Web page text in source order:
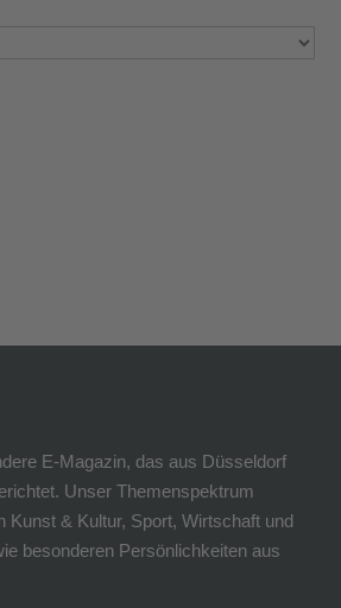
E-Magazin, das aus Düsseldorf
Unser Themenspektrum
Kunst & Kultur, Sport, Wirtschaft und
besonderen Persönlichkeiten aus